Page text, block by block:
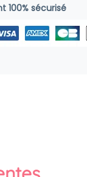
100% sécurisé